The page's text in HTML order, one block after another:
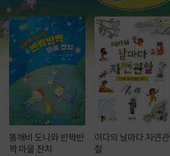
똥깨비 도니와 반짝반
짝 마을 잔치
이다의 날마다 자연관
찰